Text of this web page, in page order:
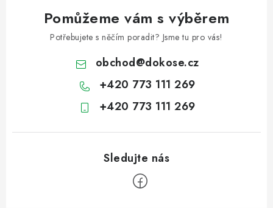
Pomůžeme vám s výběrem
Potřebujete s něčím poradit? Jsme tu pro vás!
obchod@dokose.cz
+420 773 111 269
+420 773 111 269